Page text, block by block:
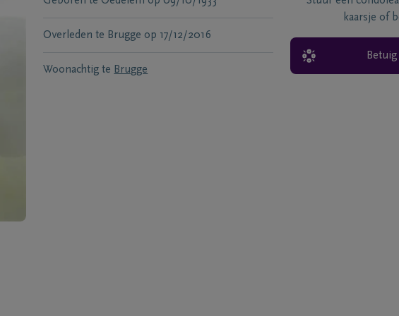
Overleden te Brugge op 17/12/2016
Woonachtig te Brugge
kaarsje of